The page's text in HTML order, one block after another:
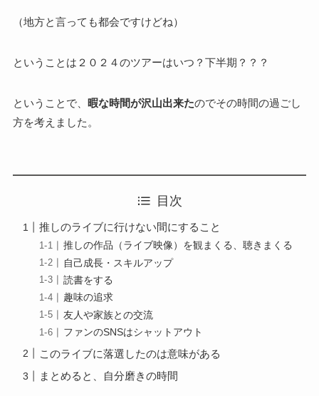
（地方と言っても都会ですけどね）
ということは２０２４のツアーはいつ？下半期？？？
ということで、 暇な時間が沢山出来たのでその時間の過ごし
方を考えました。
目次
推しのライブに行けない間にすること
推しの作品（ライブ映像）を観まくる、聴きまくる
自己成長・スキルアップ
読書をする
趣味の追求
友人や家族との交流
ファンのSNSはシャットアウト
このライブに落選したのは意味がある
まとめると、自分磨きの時間